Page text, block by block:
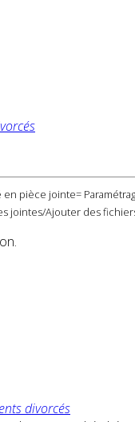
pièce jointe=
jointes/Ajouter des
divorcés